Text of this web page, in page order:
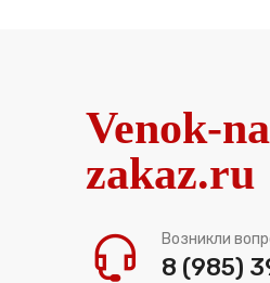
Venok-
zakaz.ru
Возникли
8 (985)